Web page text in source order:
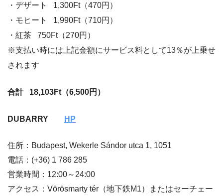
・デザート 1,300Ft（470円）
・モヒート 1,990Ft（710円）
・紅茶 750Ft（270円）
※支払い時には上記金額にサービス料として13％が上乗せ
されます
合計 18,103Ft（6,500円）
DUBARRY HP
住所： Budapest, Wekerle Sándor utca 1, 1051
電話：(+36) 1 786 285
営業時間：12:00～24:00
アクセス：Vörösmarty tér（地下鉄M1）またはセーチェー